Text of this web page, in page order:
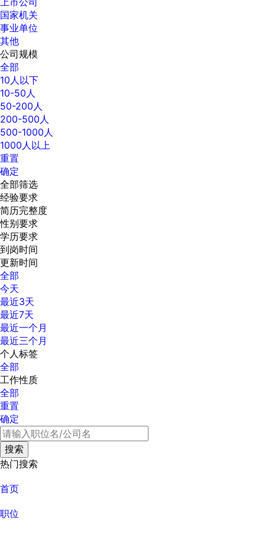
国家机关
事业单位
其他
公司规模
全部
10人以下
10-50人
50-200人
200-500人
500-1000人
1000人以上
重置
确定
全部筛选
经验要求
简历完整度
性别要求
学历要求
到岗时间
更新时间
全部
今天
最近3天
最近7天
最近一个月
最近三个月
个人标签
全部
工作性质
全部
重置
确定
热门搜索
首页
职位